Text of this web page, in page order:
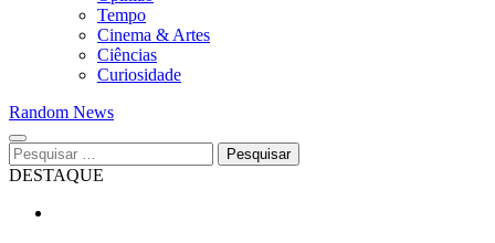
Tempo
Cinema & Artes
Ciências
Curiosidade
Random News
Pesquisar
por:
DESTAQUE